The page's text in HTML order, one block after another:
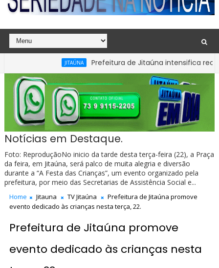
Prefeitura de Jitaúna intensifica
Carteira Nacional de Habilitação na Bahia
Notícias em Destaque.
Foto: ReproduçãoNo inicio da tarde desta terça-feira (22), a Praça
da feira, em Jitaúna, será palco de muita alegria e diversão
durante a “A Festa das Crianças”, um evento organizado pela
prefeitura, por meio das Secretarias de Assistência Social e...
Home Jitauna TV Jitaúna
Prefeitura de Jitaúna promove
evento dedicado às crianças nesta terça, 22.
Prefeitura de Jitaúna promove
evento dedicado às crianças nesta